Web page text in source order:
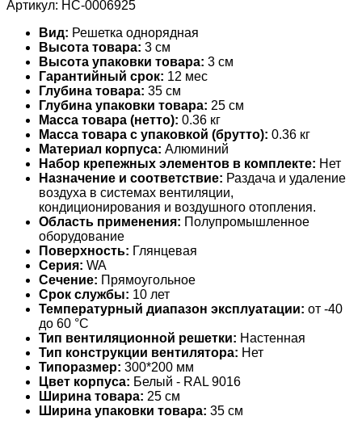
Артикул: НС-0006925
Вид: Решетка однорядная
Высота товара: 3 см
Высота упаковки товара: 3 см
Гарантийный срок: 12 мес
Глубина товара: 35 см
Глубина упаковки товара: 25 см
Масса товара (нетто): 0.36 кг
Масса товара с упаковкой (брутто): 0.36 кг
Материал корпуса: Алюминий
Набор крепежных элементов в комплекте: Нет
Назначение и соответствие: Раздача и удаление
воздуха в системах вентиляции,
кондиционирования и воздушного отопления.
Область применения: Полупромышленное
оборудование
Поверхность: Глянцевая
Серия: WA
Сечение: Прямоугольное
Срок службы: 10 лет
Температурный диапазон эксплуатации: от -40
до 60 °С
Тип вентиляционной решетки: Настенная
Тип конструкции вентилятора: Нет
Типоразмер: 300*200 мм
Цвет корпуса: Белый - RAL 9016
Ширина товара: 25 см
Ширина упаковки товара: 35 см